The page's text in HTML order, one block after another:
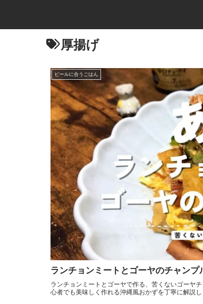
厚揚げ
ビールに合うごはん
ランチョンミートとゴーヤのチャン
ランチョンミートとゴーヤで作る、苦くないゴーヤ
心者でも美味しく作れる沖縄風おかずを丁寧に解説し